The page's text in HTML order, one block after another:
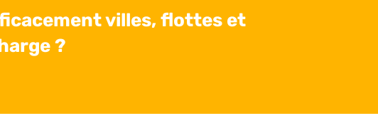
villes, flottes et
?